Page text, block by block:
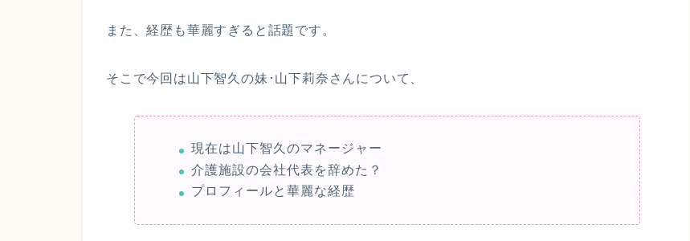
また、経歴も華麗すぎると話題です。
そこで今回は山下智久の妹･山下莉奈さんについて、
現在は山下智久のマネージャー
介護施設の会社代表を辞めた？
プロフィールと華麗な経歴